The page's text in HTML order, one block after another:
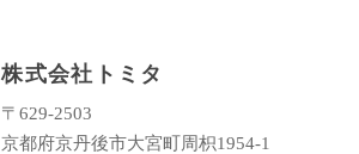
株式会社トミタ
〒629-2503
京都府京丹後市大宮町周枳1954-1